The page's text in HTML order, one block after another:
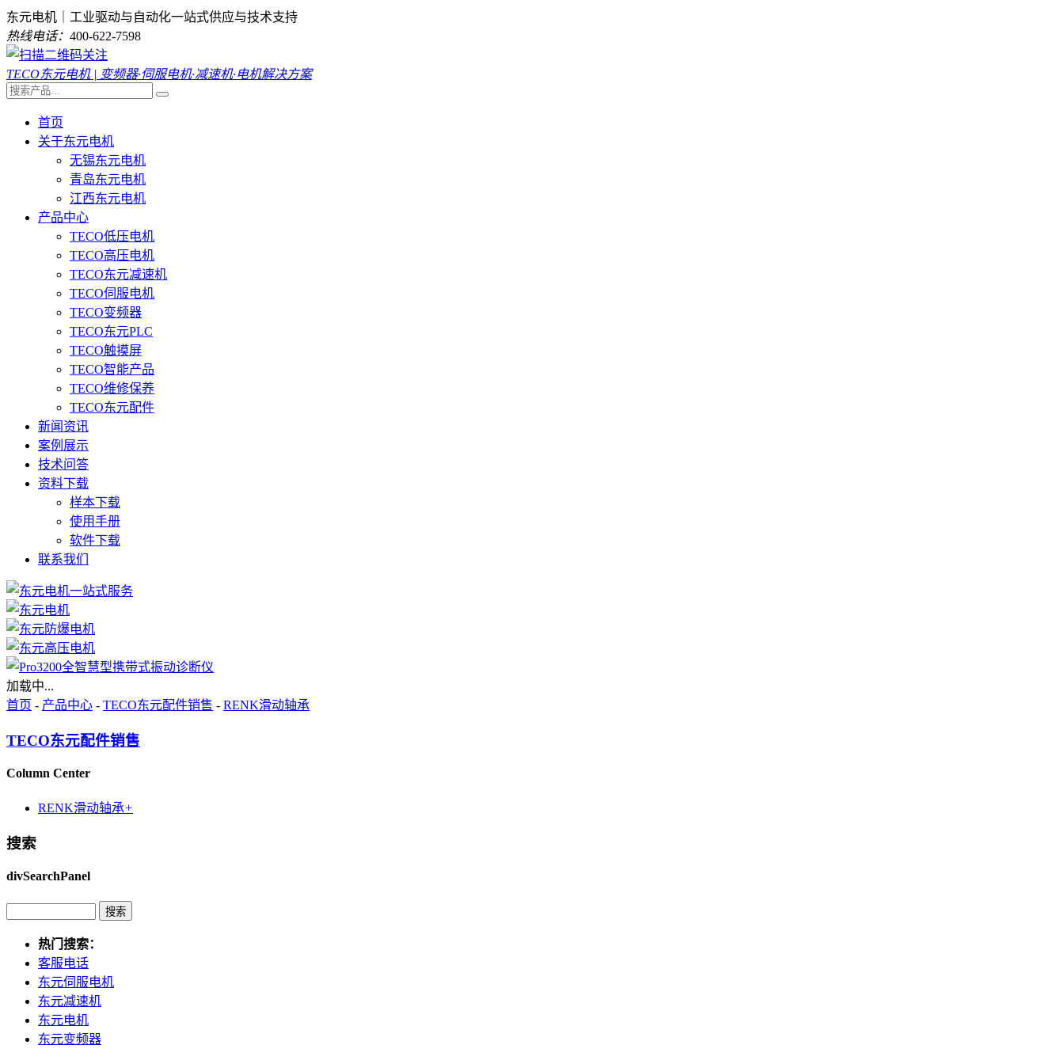
东元电机｜工业驱动与自动化一站式供应与技术支持
热线电话： 400-622-7598
TECO东元电机 | 变频器·伺服电机·减速机·电机解决方案
首页
关于东元电机
无锡东元电机
青岛东元电机
江西东元电机
产品中心
TECO低压电机
TECO高压电机
TECO东元减速机
TECO伺服电机
TECO变频器
TECO东元PLC
TECO触摸屏
TECO智能产品
TECO维修保养
TECO东元配件
新闻资讯
案例展示
技术问答
资料下载
样本下载
使用手册
软件下载
联系我们
加载中...
首页 - 产品中心 - TECO东元配件销售 - RENK滑动轴承
TECO东元配件销售
Column Center
RENK滑动轴承+
搜索
divSearchPanel
热门搜索：
客服电话
东元伺服电机
东元减速机
东元电机
东元变频器